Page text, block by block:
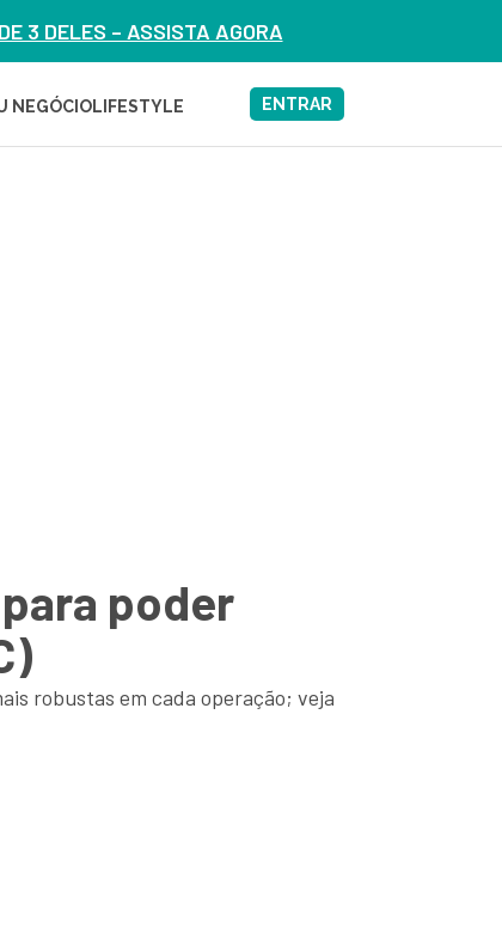
3 DELES – ASSISTA AGORA
NEGÓCIOLIFESTYLE ENTRAR
poder
robustas em cada operação; veja